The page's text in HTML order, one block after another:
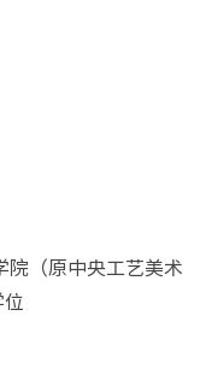
院（原中央工艺美术